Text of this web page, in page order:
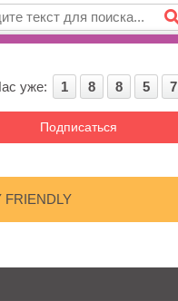
уже: 1 8 8 5 7
Подписаться
FRIENDLY